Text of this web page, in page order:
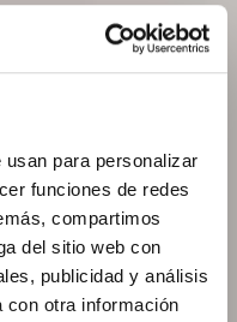
para personalizar
funciones de redes
compartimos
del sitio web con
publicidad y análisis
con otra información